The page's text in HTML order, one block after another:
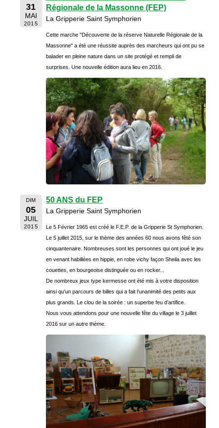
31
MAI
2015
Régionale de la Massonne (FEP)
La Gripperie Saint Symphorien
Cette marche "Découverte de la réserve Naturelle Régionale de la
Massonne" a été une réussite auprès des marcheurs qui ont pu se
balader en pleine nature dans un site protégé et rempli de
surprises. Une nouvelle édition aura lieu en 2016.
DIM
05
JUIL
2015
50 ANS du FEP
La Gripperie Saint Symphorien
Le 5 Février 1965 est créé le F.E.P. de la Gripperie St Symphorien.
Le 5 juillet 2015, sur le thème des années 60 nous avons fêté son
cinquantenaire. Nombreuses sont les personnes qui ont joué le jeu
en venant habillées en hippie, en robe vichy façon Sheila avec les
couettes, en bourgeoise distinguée ou en rocker...
De nombreux jeux type kermesse ont été mis à votre disposition
ainsi qu'un parcours de billes qui a fait l’unanimité des petits aux
plus grands. Le clou de la soirée : un superbe feu d’artifice.
Nous vous attendons pour une nouvelle fête du village le 3 juillet
2016 sur un autre thème.